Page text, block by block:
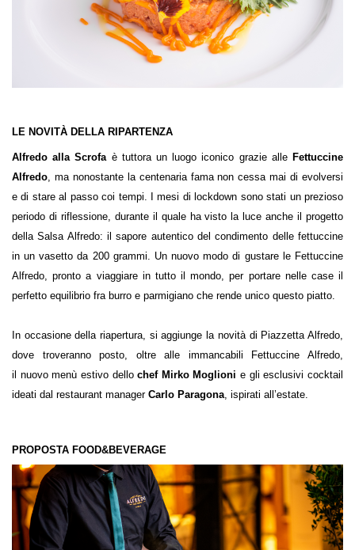
LE NOVITÀ DELLA RIPARTENZA
Alfredo alla Scrofa è tuttora un luogo iconico grazie alleFettuccine
Alfredo , ma nonostante la centenaria fama non cessa mai di evolversi
e di stare al passo coi tempi. I mesi di lockdown sono stati un prezioso
periodo di riflessione, durante il quale ha visto la luce anche il progetto
della Salsa Alfredo: il sapore autentico del condimento delle fettuccine
in un vasetto da 200 grammi. Un nuovo modo di gustare le Fettuccine
Alfredo, pronto a viaggiare in tutto il mondo, per portare nelle case il
perfetto equilibrio fra burro e parmigiano che rende unico questo piatto.
In occasione della riapertura, si aggiunge la novità di Piazzetta Alfredo,
dove troveranno posto, oltre alle immancabili Fettuccine Alfredo,
il nuovo menù estivo dellochef Mirko Moglioni e gli esclusivi cocktail
ideati dal restaurant manager Carlo Paragona , ispirati all’estate.
PROPOSTA FOOD&BEVERAGE